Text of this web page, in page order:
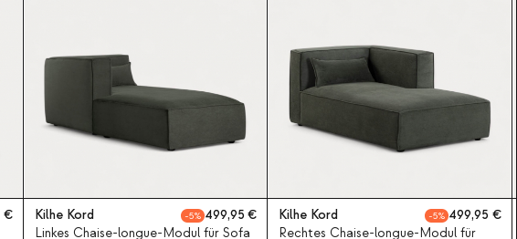
Kilhe Kord 5
499,95
Linkes Chaise-longue-Modul für Sofa
Kilhe Kord 5
499,95
Rechtes Chaise-longue-Modul für